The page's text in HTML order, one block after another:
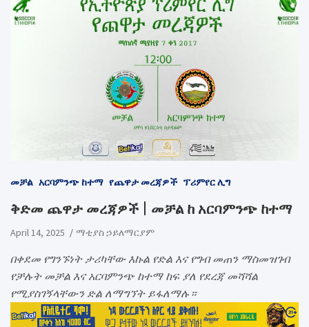
መቻል አርባምንጭ ከተማ የጨዋታ መረጃዎች ፕሪምየር ሊግ
ቅድመ ጨዋታ መረጃዎች | መቻል ከ አርባምንጭ ከተማ
April 14, 2025 ማቲያስ ኃይለማርያም
በቀደመ የግንኙነት ታሪካቸው እኩል የድል እና የግብ መጠን ማስመዝገብ
የቻሉት መቻል እና አርባምንጭ ከተማ ከፍ ያለ የደረጃ መሻሻል
የሚያስገኝላቸውን ድል ለማግኘት ይፋለማሉ።